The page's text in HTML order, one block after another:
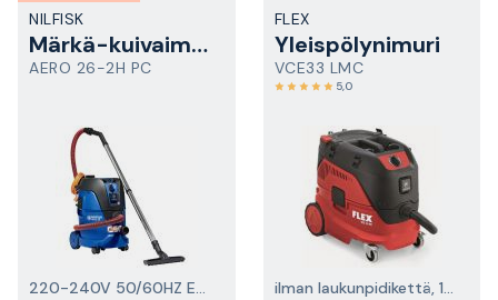
NILFISK
Märkä-kuivaimuri
AERO 26-2H PC
220-240V 50/60HZ EU, H-luokka
FLEX
Yleispölynimuri
VCE33 LMC
5,0
ilman laukunpidikettä, 1400 W, L-luokka